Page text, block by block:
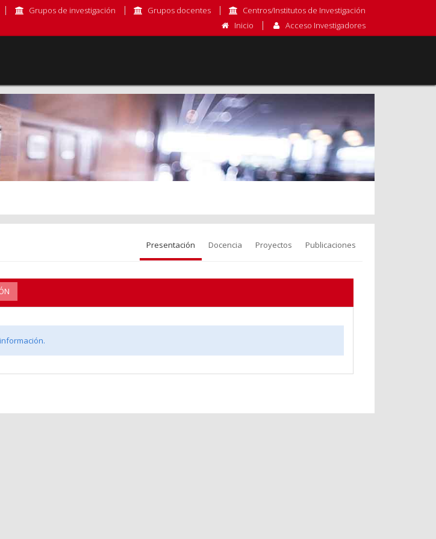
Grupos de investigación Grupos docentes
Centros/Institutos de Investigación
Inicio
Acceso Investigadores
Presentación Docencia Proyectos Publicaciones